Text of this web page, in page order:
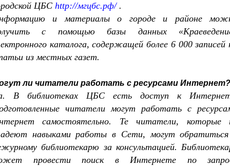
ЦБС http://мгцбс.рф/.
и материалы о городе и районе
с помощью базы данных
каталога, содержащей более 6 000 записей
из местных газет.
ли читатели работать с ресурсами Интернет?
В библиотеках ЦБС есть доступ к
читатели могут работать с
самостоятельно. Те читатели, которые
навыками работы в Сети, могут
библиотекарю за консультацией.
провести поиск в Интернете по